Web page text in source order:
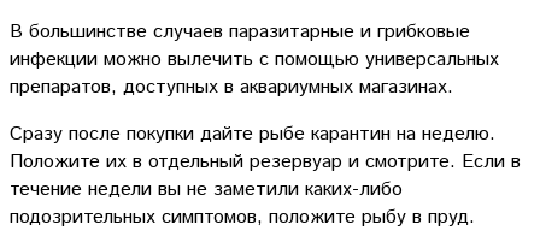
В большинстве случаев паразитарные и грибковые
инфекции можно вылечить с помощью универсальных
препаратов, доступных в аквариумных магазинах.
Сразу после покупки дайте рыбе карантин на неделю.
Положите их в отдельный резервуар и смотрите. Если в
течение недели вы не заметили каких-либо
подозрительных симптомов, положите рыбу в пруд.